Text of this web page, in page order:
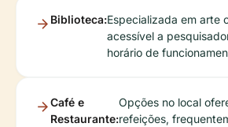
Biblioteca:Especializada em arte
acessível a
horário de
Café e
Restaurante:
Opções no local
refeições,